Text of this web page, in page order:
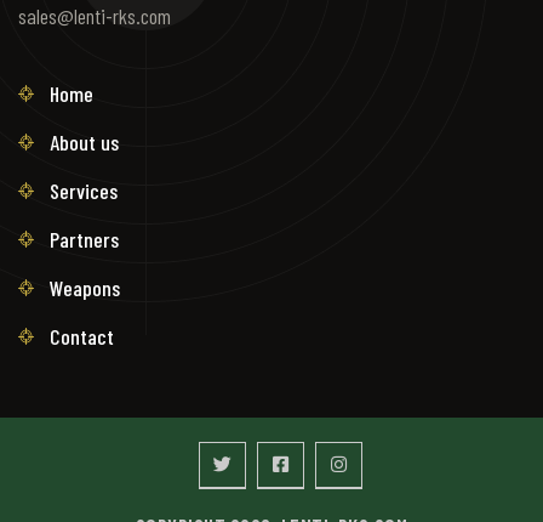
sales@lenti-rks.com
Home
About us
Services
Partners
Weapons
Contact